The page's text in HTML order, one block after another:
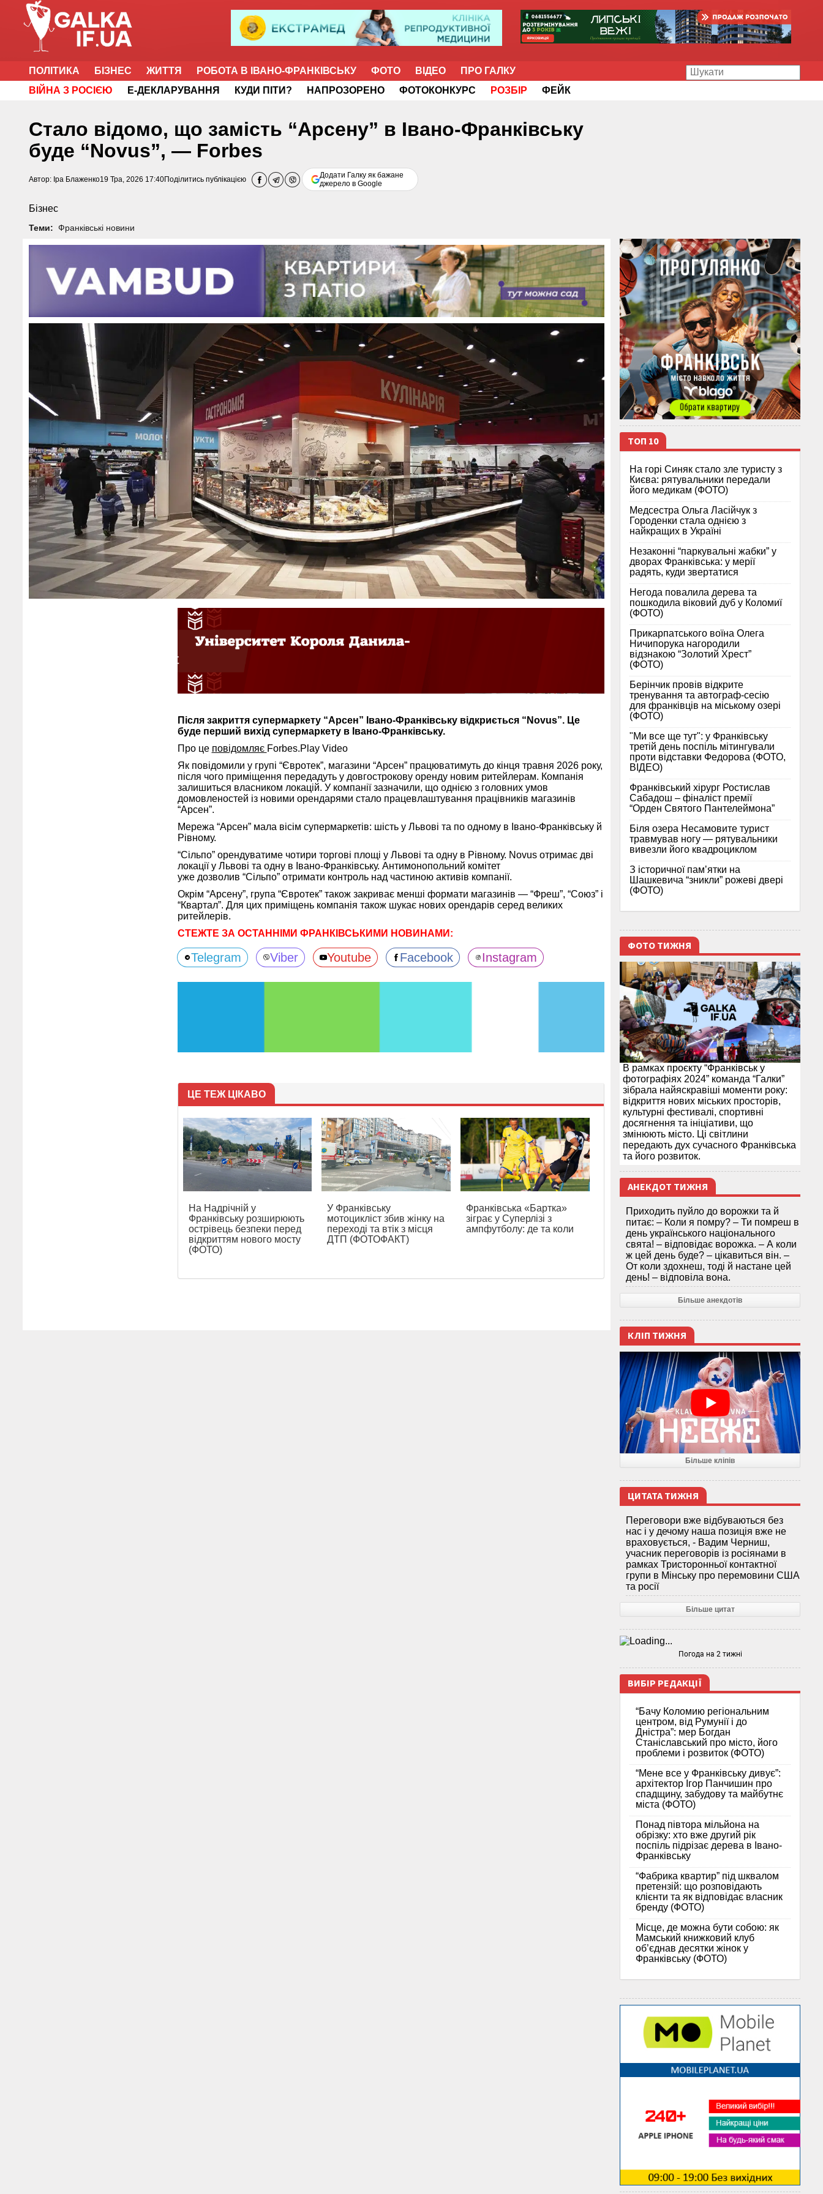
ПОЛІТИКА БІЗНЕС ЖИТТЯ РОБОТА В ІВАНО-ФРАНКІВСЬКУ ФОТО ВІДЕО
ПРО ГАЛКУ
ВІЙНА З РОСІЄЮ
Е-ДЕКЛАРУВАННЯ КУДИ ПІТИ? НАПРОЗОРЕНО ФОТОКОНКУРС РОЗБІР ФЕЙК
Стало відомо, що замість “Арсену” в Івано-Франківську
буде “Novus”, — Forbes
Автор: Іра Блаженко19 Тра, 2026 17:40Поділитись публікацією
Додати Галку як бажане
джерело в Google
Бізнес
Теми: Франківські новини
Після закриття супермаркету “Арсен” Івано-Франківську відкриється “Novus”. Це
буде перший вихід супермаркету в Івано-Франківську.
Про це повідомляє Forbes.Play Video
Як повідомили у групі “Євротек”, магазини “Арсен” працюватимуть до кінця травня 2026 року,
після чого приміщення передадуть у довгострокову оренду новим ритейлерам. Компанія
залишиться власником локацій. У компанії зазначили, що однією з головних умов
домовленостей із новими орендарями стало працевлаштування працівників магазинів
“Арсен”.
Мережа “Арсен” мала вісім супермаркетів: шість у Львові та по одному в Івано-Франківську й
Рівному.
“Сільпо” орендуватиме чотири торгові площі у Львові та одну в Рівному. Novus отримає дві
локації у Львові та одну в Івано-Франківську. Антимонопольний комітет
уже дозволив “Сільпо” отримати контроль над частиною активів компанії.
Окрім “Арсену”, група “Євротек” також закриває менші формати магазинів — “Фреш”, “Союз” і
“Квартал”. Для цих приміщень компанія також шукає нових орендарів серед великих
ритейлерів.
СТЕЖТЕ ЗА ОСТАННІМИ ФРАНКІВСЬКИМИ НОВИНАМИ:
Telegram Viber Youtube Facebook Instagram
ЦЕ ТЕЖ ЦІКАВО
На Надрічній у
Франківську розширюють
острівець безпеки перед
відкриттям нового мосту
(ФОТО)
У Франківську
мотоцикліст збив жінку на
переході та втік з місця
ДТП (ФОТОФАКТ)
Франківська «Бартка»
зіграє у Суперлізі з
ампфутболу: де та коли
ТОП 10
На горі Синяк стало зле туристу з
Києва: рятувальники передали
його медикам (ФОТО)
Медсестра Ольга Ласійчук з
Городенки стала однією з
найкращих в Україні
Незаконні “паркувальні жабки” у
дворах Франківська: у мерії
радять, куди звертатися
Негода повалила дерева та
пошкодила віковий дуб у Коломиї
(ФОТО)
Прикарпатського воїна Олега
Ничипорука нагородили
відзнакою “Золотий Хрест”
(ФОТО)
Берінчик провів відкрите
тренування та автограф-сесію
для франківців на міському озері
(ФОТО)
"Ми все ще тут": у Франківську
третій день поспіль мітингували
проти відставки Федорова (ФОТО,
ВІДЕО)
Франківський хірург Ростислав
Сабадош – фіналіст премії
“Орден Святого Пантелеймона”
Біля озера Несамовите турист
травмував ногу — рятувальники
вивезли його квадроциклом
З історичної памʼятки на
Шашкевича “зникли” рожеві двері
(ФОТО)
ФОТО ТИЖНЯ
В рамках проєкту “Франківськ у
фотографіях 2024” команда “Галки”
зібрала найяскравіші моменти року:
відкриття нових міських просторів,
культурні фестивалі, спортивні
досягнення та ініціативи, що
змінюють місто. Ці світлини
передають дух сучасного Франківська
та його розвиток.
АНЕКДОТ ТИЖНЯ
Приходить пуйло до ворожки та й
питає: – Коли я помру? – Ти помреш в
день українського національного
свята! – відповідає ворожка. – А коли
ж цей день буде? – цікавиться він. –
От коли здохнеш, тоді й настане цей
день! – відповіла вона.
Більше анекдотів
КЛІП ТИЖНЯ
Більше кліпів
ЦИТАТА ТИЖНЯ
Переговори вже відбуваються без
нас і у дечому наша позиція вже не
враховується, - Вадим Черниш,
учасник переговорів із росіянами в
рамках Тристоронньої контактної
групи в Мінську про перемовини США
та росії
Більше цитат
Погода на 2 тижні
ВИБІР РЕДАКЦІЇ
“Бачу Коломию регіональним
центром, від Румунії і до
Дністра”: мер Богдан
Станіславський про місто, його
проблеми і розвиток (ФОТО)
“Мене все у Франківську дивує”:
архітектор Ігор Панчишин про
спадщину, забудову та майбутнє
міста (ФОТО)
Понад півтора мільйона на
обрізку: хто вже другий рік
поспіль підрізає дерева в Івано-
Франківську
“Фабрика квартир” під шквалом
претензій: що розповідають
клієнти та як відповідає власник
бренду (ФОТО)
Місце, де можна бути собою: як
Мамський книжковий клуб
об’єднав десятки жінок у
Франківську (ФОТО)